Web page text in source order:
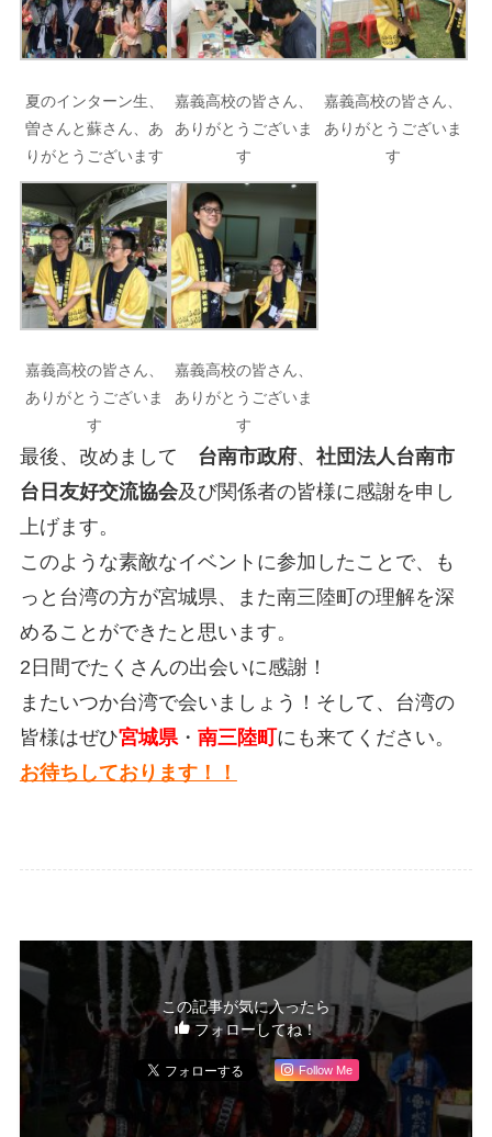
夏のインターン生、
曽さんと蘇さん、あ
りがとうございます
嘉義高校の皆さん、
ありがとうございま
す
嘉義高校の皆さん、
ありがとうございま
す
嘉義高校の皆さん、
ありがとうございま
す
嘉義高校の皆さん、
ありがとうございま
す
最後、改めまして 台南市政府、 社団法人台南市
台日友好交流協会及び関係者の皆様に感謝を申し
上げます。
このような素敵なイベントに参加したことで、も
っと台湾の方が宮城県、また南三陸町の理解を深
めることができたと思います。
2日間でたくさんの出会いに感謝！
またいつか台湾で会いましょう！そして、台湾の
皆様はぜひ宮城県・ 南三陸町にも来てください。
お待ちしております！！
この記事が気に入ったら
フォローしてね！
Follow Me